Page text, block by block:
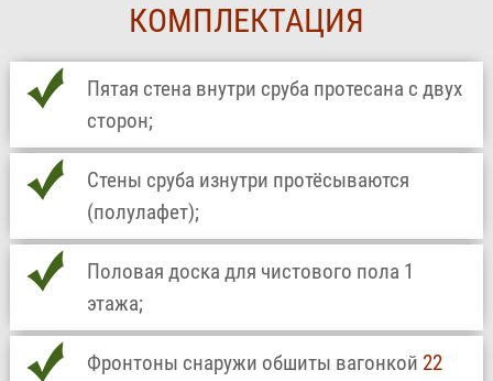
КОМПЛЕКТАЦИЯ
Пятая стена внутри сруба протесана с двух
сторон;
Стены сруба изнутри протёсываются
(полулафет);
Половая доска для чистового пола 1
этажа;
Фронтоны снаружи обшиты вагонкой 22